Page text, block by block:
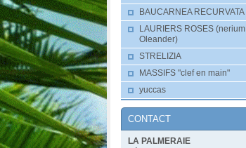
BAUCARNEA RECURVATA
LAURIERS ROSES (nerium
Oleander)
STRELIZIA
MASSIFS "clef en main"
yuccas
CONTACT
LA PALMERAIE